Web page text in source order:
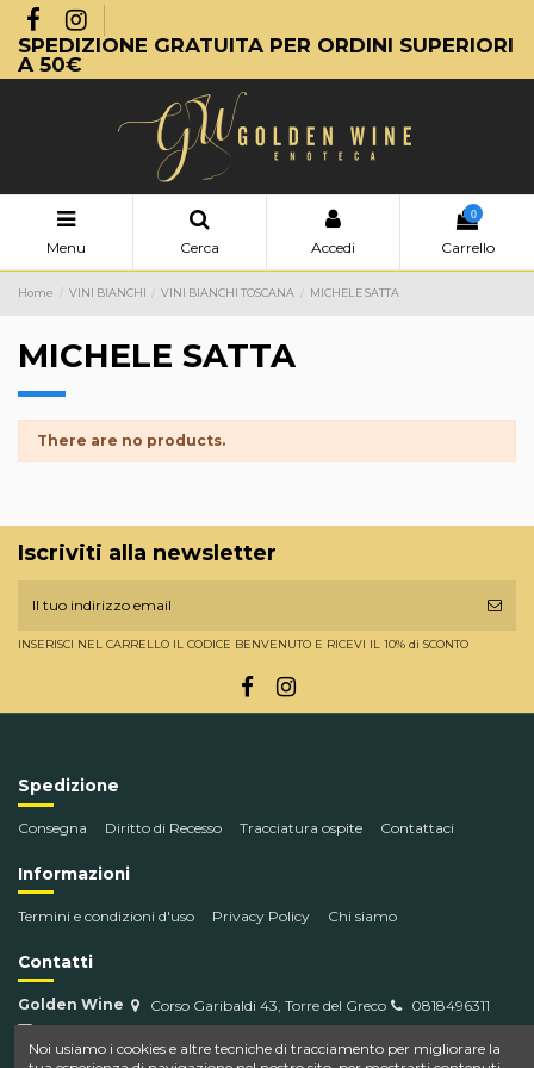
SPEDIZIONE GRATUITA PER ORDINI SUPERIORI
A 50€
Menu Cerca Accedi
0
Carrello
Home VINI BIANCHI VINI BIANCHI TOSCANA MICHELE SATTA
MICHELE SATTA
There are no products.
Iscriviti alla newsletter
INSERISCI NEL CARRELLO IL CODICE BENVENUTO E RICEVI IL 10% di SCONTO
Spedizione
Consegna Diritto di Recesso Tracciatura ospite Contattaci
Informazioni
Termini e condizioni d'uso Privacy Policy Chi siamo
Contatti
Golden Wine Corso Garibaldi 43, Torre del Greco
0818496311
info@goldenwine.com
Noi usiamo i cookies e altre tecniche di tracciamento per migliorare la